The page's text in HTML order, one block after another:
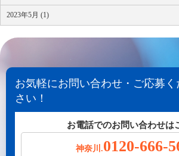
2023年5月 (1)
お気軽にお問い合わせ・ご応募く
さい！
お電話でのお問い合わせは
神奈川.0120-666-